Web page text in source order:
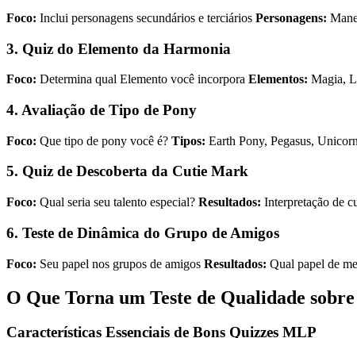
Foco: Inclui personagens secundários e terciários Personagens:
3. Quiz do Elemento da Harmonia
Foco: Determina qual Elemento você incorpora Elementos: Magia,
4. Avaliação de Tipo de Pony
Foco: Que tipo de pony você é? Tipos: Earth Pony, Pegasus,
5. Quiz de Descoberta da Cutie Mark
Foco: Qual seria seu talento especial? Resultados: Interpretação de
6. Teste de Dinâmica do Grupo de Amigos
Foco: Seu papel nos grupos de amigos Resultados: Qual papel de
O Que Torna um Teste de Qualidade
Características Essenciais de Bons Quizzes MLP